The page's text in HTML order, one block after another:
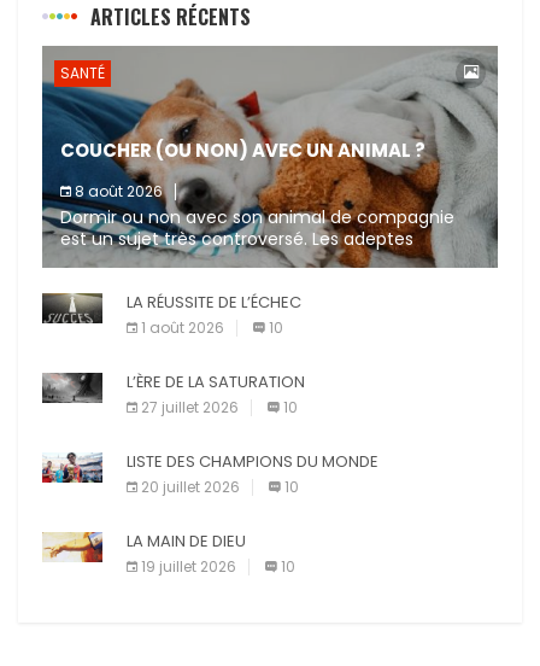
ARTICLES RÉCENTS
SANTÉ
COUCHER (OU NON) AVEC UN ANIMAL ?
8 août 2026
Dormir ou non avec son animal de compagnie
est un sujet très controversé. Les adeptes
affirment que la présence de leur compagnon à
LA RÉUSSITE DE L’ÉCHEC
1 août 2026 10
L’ÈRE DE LA SATURATION
27 juillet 2026 10
LISTE DES CHAMPIONS DU MONDE
20 juillet 2026 10
LA MAIN DE DIEU
19 juillet 2026 10